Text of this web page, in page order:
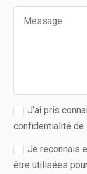
J’ai pris
confidentialité de
Je reconnais
être utilisées